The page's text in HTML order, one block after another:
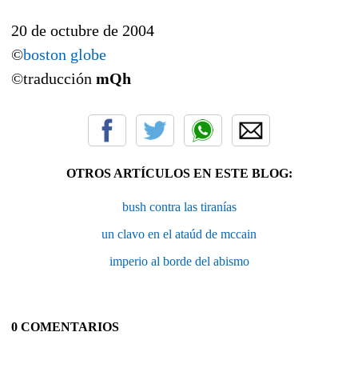
20 de octubre de 2004
©boston globe
©traducción mQh
OTROS ARTÍCULOS EN ESTE BLOG:
bush contra las tiranías
un clavo en el ataúd de mccain
imperio al borde del abismo
0 COMENTARIOS